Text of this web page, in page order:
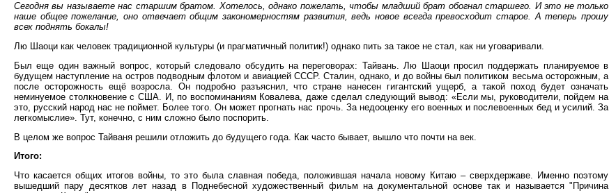
Сегодня вы называете нас старшим братом. Хотелось, однако пожелать, чтобы младший брат обогнал старшего. И это не только
наше общее пожелание, оно отвечает общим закономерностям развития, ведь новое всегда превосходит старое. А теперь прошу
всех поднять бокалы!
Лю Шаоци как человек традиционной культуры (и прагматичный политик!) однако пить за такое не стал, как ни уговаривали.
Был еще один важный вопрос, который следовало обсудить на переговорах: Тайвань. Лю Шаоци просил поддержать планируемое в
будущем наступление на остров подводным флотом и авиацией СССР. Сталин, однако, и до войны был политиком весьма осторожным, а
после осторожность ещё возросла. Он подробно разъяснил, что стране нанесен гигантский ущерб, а такой поход будет означать
неминуемое столкновение с США. И, по воспоминаниям Ковалева, даже сделал следующий вывод: «Если мы, руководители, пойдем на
это, русский народ нас не поймет. Более того. Он может прогнать нас прочь. За недооценку его военных и послевоенных бед и усилий. За
легкомыслие». Тут, конечно, с ним сложно было поспорить.
В целом же вопрос Тайваня решили отложить до будущего года. Как часто бывает, вышло что почти на век.
Итого:
Что касается общих итогов войны, то это была славная победа, положившая начала новому Китаю – сверхдержаве. Именно поэтому
вышедший пару десятков лет назад в Поднебесной художественный фильм на документальной основе так и называется "Причина